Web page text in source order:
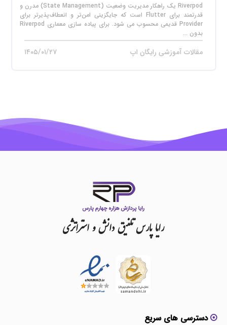
Riverpod یک راهکار مدیریت وضعیت (State Management) مدرن و
قدرتمند برای Flutter است که جایگزینی امن‌تر و انعطاف‌پذیرتر برای
Provider قدیمی محسوب می‌ شود. برای پیاده‌ سازی معماری Riverpod
بدون ...
مقالات آموزشی رایگان اپ ۱۴۰۵/۰۱/۲۷
رایاپارستلفیقدانشواستراتژی
دسترسی های سریع